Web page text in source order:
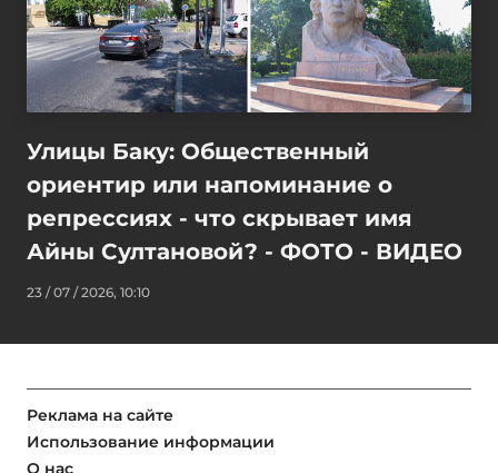
Улицы Баку: Общественный
ориентир или напоминание о
репрессиях - что скрывает имя
Айны Султановой? - ФОТО - ВИДЕО
23 / 07 / 2026, 10:10
Реклама на сайте
Использование информации
О нас